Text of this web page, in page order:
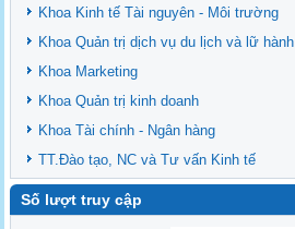
Khoa Kinh tế Tài nguyên - Môi trường
Khoa Quản trị dịch vụ du lịch và lữ hành
Khoa Marketing
Khoa Quản trị kinh doanh
Khoa Tài chính - Ngân hàng
TT.Đào tạo, NC và Tư vấn Kinh tế
Số lượt truy cập